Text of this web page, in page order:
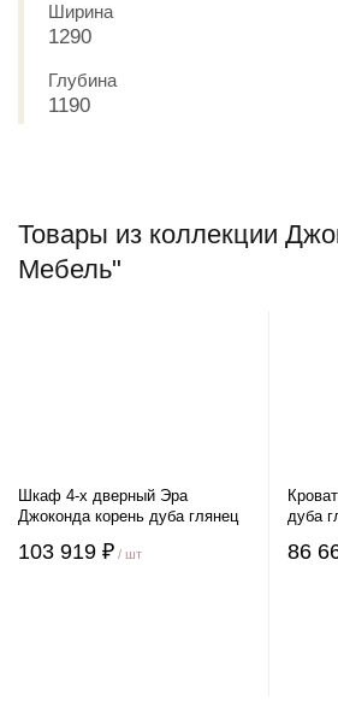
Ширина
1290
Глубина
1190
Товары из коллекции
Мебель"
Шкаф 4-х дверный Эра
Джоконда корень дуба глянец
103 919 ₽ / шт
дуба
86